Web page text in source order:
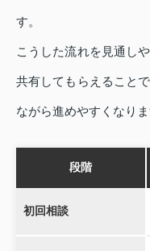
す。
こうした流れを見通し
共有してもらえること
ながら進めやすくなりま
段階
初回相談